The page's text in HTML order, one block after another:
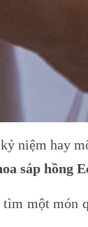
niệm hay
sáp hồng
tìm một món